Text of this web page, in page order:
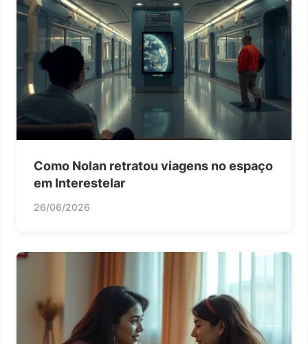
Como Nolan retratou viagens no espaço
em Interestelar
26/06/2026